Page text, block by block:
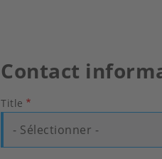
Contact
Title
- Sélectionner -